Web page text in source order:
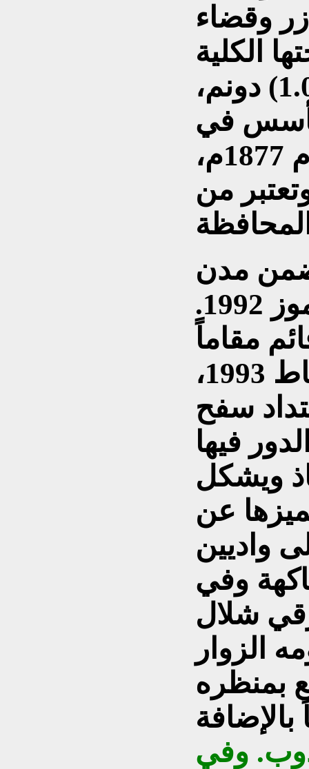
وقضاء
الكلية
(6418) كم2 أي (1.047.622) دونم،
في
عهد الدولة العثمانية عام 1877م،
من
ضمن مدن
محافظة دهوك في 15 تموز 1992.
مقاماً
للقضاء باشر في 14 شباط 1993،
سفح
فيها
ويشكل
عن
واديين
وفي
شلال
الزوار
بمنظره
بالإضافة
وفي